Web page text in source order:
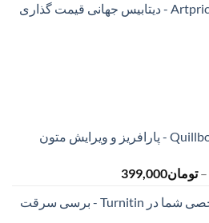
اکانت پرمیوم Artprice - دیتابیس جهانی قیمت ‌گذاری
اکانت پرمیوم Quillbot - پارافریز و ویرایش متون
– تومان399,000
تومان145,000
شارژ اکانت شخصی شما در Turnitin - برسی سرقت